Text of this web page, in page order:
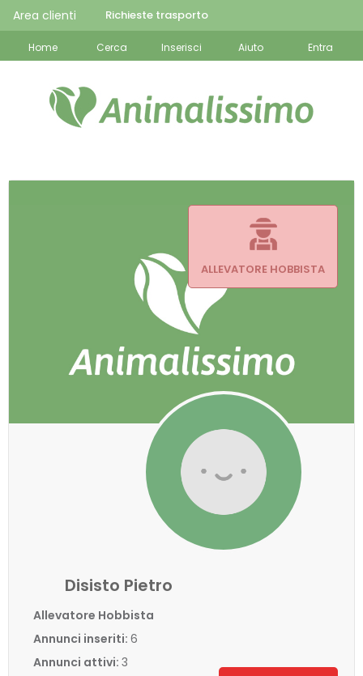
Area clienti Richieste trasporto
Home Cerca Inserisci Aiuto Entra
ALLEVATORE HOBBISTA
Disisto Pietro
Allevatore Hobbista
Annunci inseriti: 6
Annunci attivi: 3